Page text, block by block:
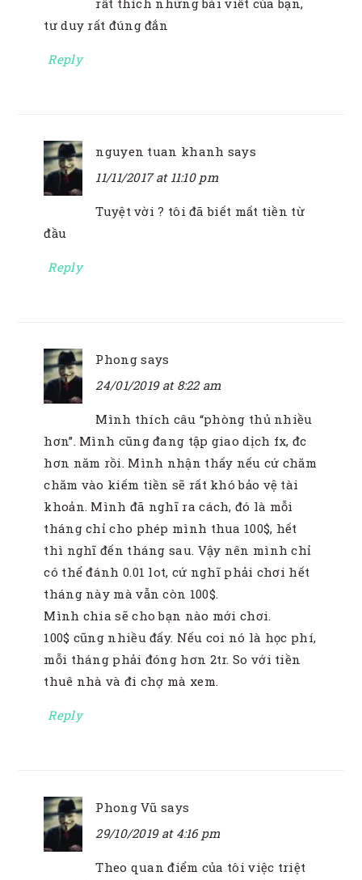
rất thích những bài viết của bạn,
tư duy rất đúng đắn
Reply
nguyen tuan khanh says
11/11/2017 at 11:10 pm
Tuyệt vời ? tôi đã biết mất tiền từ
đầu
Reply
Phong says
24/01/2019 at 8:22 am
Mình thích câu “phòng thủ nhiều
hơn”. Mình cũng đang tập giao dịch fx, đc
hơn năm rồi. Mình nhận thấy nếu cứ chăm
chăm vào kiếm tiền sẽ rất khó bảo vệ tài
khoản. Mình đã nghĩ ra cách, đó là mỗi
tháng chỉ cho phép mình thua 100$, hết
thì nghĩ đến tháng sau. Vậy nên mình chỉ
có thể đánh 0.01 lot, cứ nghĩ phải chơi hết
tháng này mà vẫn còn 100$.
Mình chia sẽ cho bạn nào mới chơi.
100$ cũng nhiều đấy. Nếu coi nó là học phí,
mỗi tháng phải đóng hơn 2tr. So với tiền
thuê nhà và đi chợ mà xem.
Reply
Phong Vũ says
29/10/2019 at 4:16 pm
Theo quan điểm của tôi việc triệt